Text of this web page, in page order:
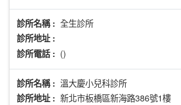
診所名稱 : 全生診所
診所地址 :
診所電話 : ()
診所名稱 : 溫大慶小兒科診所
診所地址 : 新北市板橋區新海路386號1樓